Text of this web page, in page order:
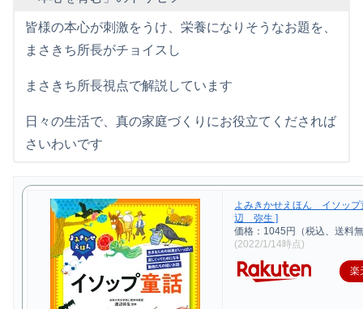
皆様の本心が刺激をうけ、栄養になりそうなお題を、
まさきち所長がチョイスし
まさきち所長視点で解説しています
日々の生活で、真の家庭づくりにお役立てくだされば
さいわいです
よみきかせえほん イソップ
辺 弥生 ]
価格：1045円（税込、送料
(2022/1/14時点)
楽